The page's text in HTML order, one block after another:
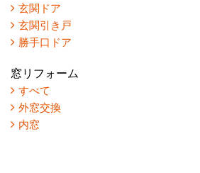
玄関ドア
玄関引き戸
勝手口ドア
窓リフォーム
すべて
外窓交換
内窓